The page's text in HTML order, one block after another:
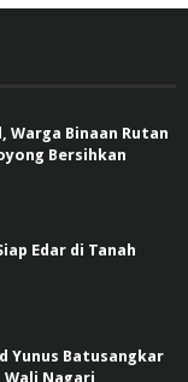
Warga Binaan Rutan
Bersihkan
Edar di Tanah
Yunus Batusangkar
Nagari